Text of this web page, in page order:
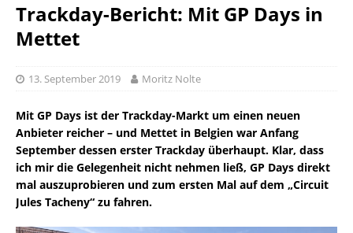
Trackday-Bericht: Mit GP Days in
Mettet
13. September 2019 Moritz Nolte
Mit GP Days ist der Trackday-Markt um einen neuen
Anbieter reicher – und Mettet in Belgien war Anfang
September dessen erster Trackday überhaupt. Klar, dass
ich mir die Gelegenheit nicht nehmen ließ, GP Days direkt
mal auszuprobieren und zum ersten Mal auf dem „Circuit
Jules Tacheny“ zu fahren.